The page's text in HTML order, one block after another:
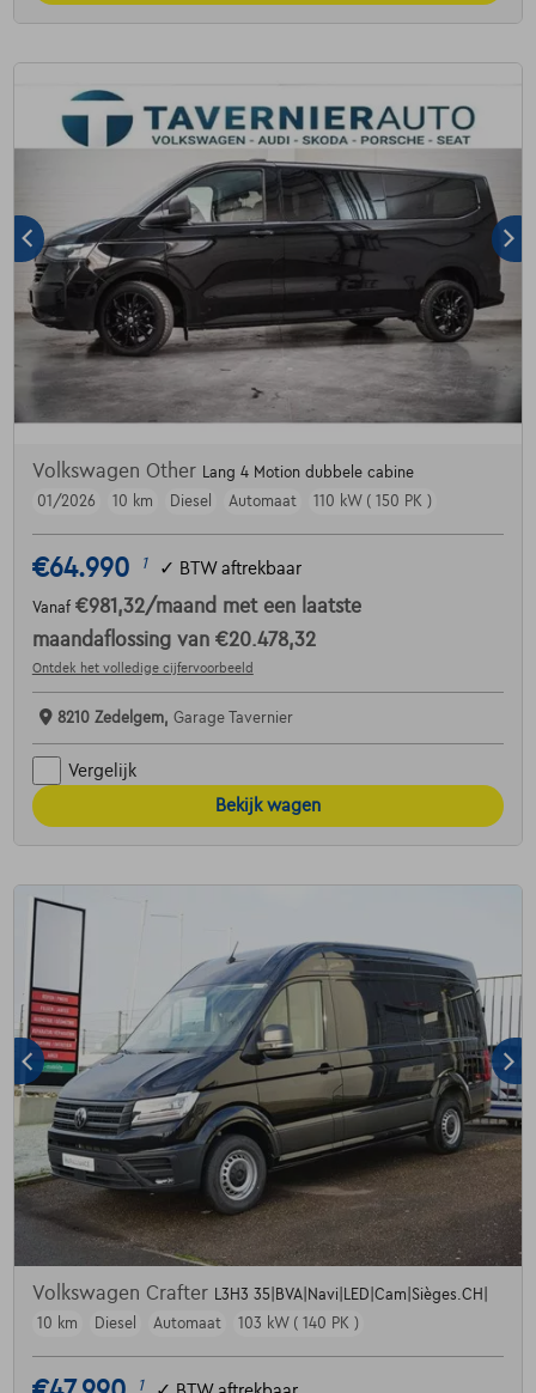
Volkswagen Other Lang 4 Motion dubbele cabine
01/2026
10 km Diesel Automaat 110 kW ( 150 PK )
€64.990 1 ✓ BTW aftrekbaar
Vanaf €981,32/maand met een laatste
maandaflossing van €20.478,32
Ontdek het volledige cijfervoorbeeld
8210 Zedelgem, Garage Tavernier
Vergelijk
Bekijk wagen
Volkswagen Crafter L3H3 35|BVA|Navi|LED|Cam|Sièges.CH|
10 km
Diesel Automaat 103 kW ( 140 PK )
1